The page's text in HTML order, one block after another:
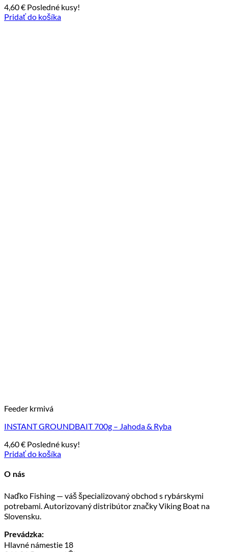
4,60€ Posledné kusy!
Pridať do košíka
Feeder krmivá
INSTANT GROUNDBAIT 700g – Jahoda & Ryba
4,60€ Posledné kusy!
Pridať do košíka
O nás
Naďko Fishing — váš špecializovaný obchod s rybárskymi
potrebami. Autorizovaný distribútor značky Viking Boat na
Slovensku.
Prevádzka:
Hlavné námestie 18